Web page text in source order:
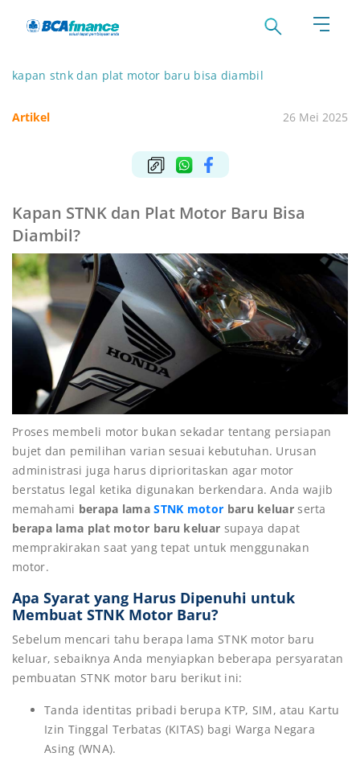
kapan stnk dan plat motor baru bisa diambil
Artikel 26 Mei 2025
Kapan STNK dan Plat Motor Baru Bisa
Diambil?
Proses membeli motor bukan sekadar tentang persiapan
bujet dan pemilihan varian sesuai kebutuhan. Urusan
administrasi juga harus diprioritaskan agar motor
berstatus legal ketika digunakan berkendara. Anda wajib
memahami berapa lamaSTNK motor baru keluarserta
berapa lama plat motor baru keluar supaya dapat
memprakirakan saat yang tepat untuk menggunakan
motor.
Apa Syarat yang Harus Dipenuhi untuk
Membuat STNK Motor Baru?
Sebelum mencari tahu berapa lama STNK motor baru
keluar, sebaiknya Anda menyiapkan beberapa persyaratan
pembuatan STNK motor baru berikut ini:
Tanda identitas pribadi berupa KTP, SIM, atau Kartu
Izin Tinggal Terbatas (KITAS) bagi Warga Negara
Asing (WNA).